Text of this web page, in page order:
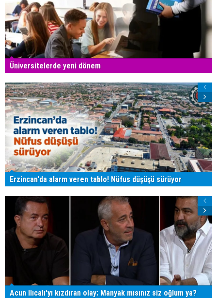
Üniversitelerde yeni dönem
Erzincan'da alarm veren tablo! Nüfus düşüşü sürüyor
Acun Ilıcalı'yı kızdıran olay: Manyak mısınız siz oğlum ya?